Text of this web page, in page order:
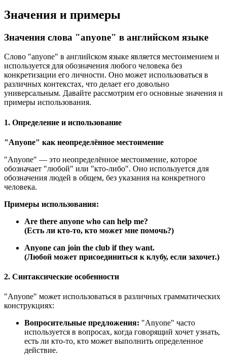
Значения и примеры
Значения слова "anyone" в английском языке
Слово "anyone" в английском языке является местоимением и
используется для обозначения любого человека без
конкретизации его личности. Оно может использоваться в
различных контекстах, что делает его довольно
универсальным. Давайте рассмотрим его основные значения и
примеры использования.
1. Определение и использование
"Anyone" как неопределённое местоимение
"Anyone" — это неопределённое местоимение, которое
обозначает "любой" или "кто-либо". Оно используется для
обозначения людей в общем, без указания на конкретного
человека.
Примеры использования:
Are there anyone who can help me?
(Есть ли кто-то, кто может мне помочь?)
Anyone can join the club if they want.
(Любой может присоединиться к клубу, если захочет.)
2. Синтаксические особенности
"Anyone" может использоваться в различных грамматических
конструкциях:
Вопросительные предложения: "Anyone" часто
используется в вопросах, когда говорящий хочет узнать,
есть ли кто-то, кто может выполнить определенное
действие.